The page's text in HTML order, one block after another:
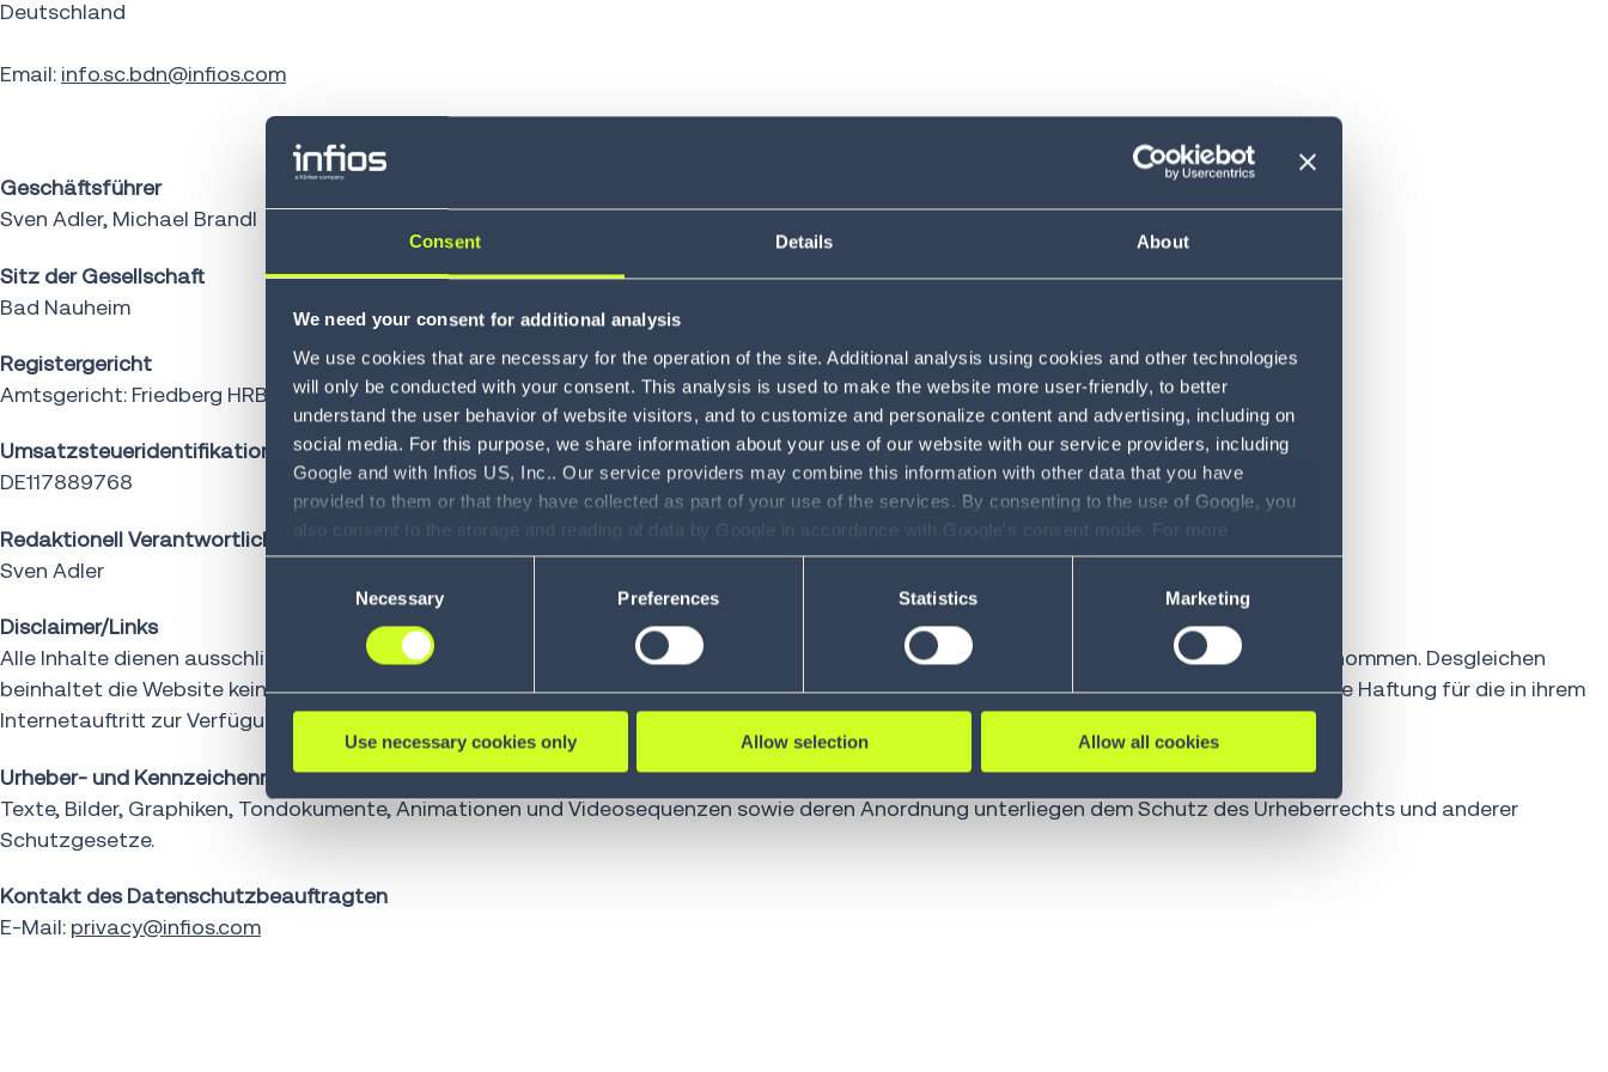
Consent Details About
We need your consent for additional analysis
We use cookies that are necessary for the operation of the site. Additional analysis using cookies and other technologies
will only be conducted with your consent. This analysis is used to make the website more user-friendly, to better
understand the user behavior of website visitors, and to customize and personalize content and advertising, including on
social media. For this purpose, we share information about your use of our website with our service providers, including
Google and with Infios US, Inc.. Our service providers may combine this information with other data that you have
provided to them or that they have collected as part of your use of the services. By consenting to the use of Google, you
also consent to the storage and reading of data by Google in accordance with Google's consent mode. For more
information, including the ability to revoke your consent and the service providers we use, please refer to our Privacy
see Privacy Policy
Necessary Preferences Statistics Marketing
Use necessary cookies only Allow selection Allow all cookies
Deutschland
Email: info.sc.bdn@infios.com
Geschäftsführer
Sven Adler, Michael Brandl
Sitz der Gesellschaft
Bad Nauheim
Registergericht
Amtsgericht: Friedberg HRB 7966
Umsatzsteueridentifikationsnummer
DE117889768
Redaktionell Verantwortlicher
Sven Adler
Disclaimer/Links
Alle Inhalte dienen ausschließlich der allgemeinen Information. Für die Korrektheit und Vollständigkeit der Inhalte wird keine Haftung übernommen. Desgleichen
beinhaltet die Website keine Beschaffenheitsgarantien oder Werbeaussagen für Produkte. Die Infios Management GmbH übernimmt keine Haftung für die in ihrem
Internetauftritt zur Verfügung gestellten Links anderer Anbieter. Für solche Links haftet ausschließlich deren Ersteller.
Urheber- und Kennzeichenrecht
Texte, Bilder, Graphiken, Tondokumente, Animationen und Videosequenzen sowie deren Anordnung unterliegen dem Schutz des Urheberrechts und anderer
Schutzgesetze.
Kontakt des Datenschutzbeauftragten
E-Mail: privacy@infios.com